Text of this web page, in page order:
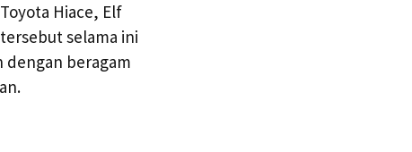
Hiace, Elf
selama ini
beragam